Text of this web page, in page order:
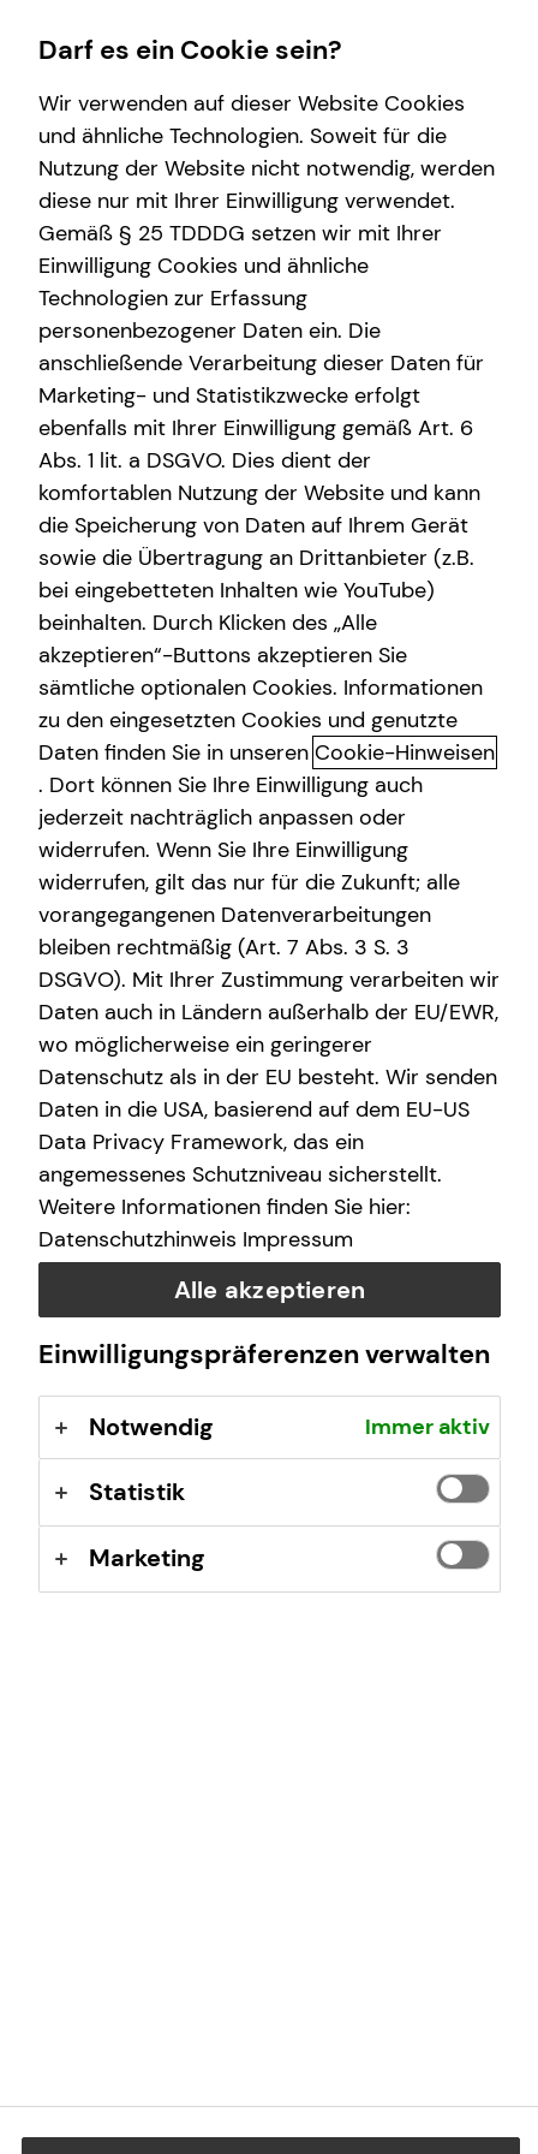
Wissenswertes
Über tecis
Private Krankenversicherung
Überblick
Krankenzusatzversicherung
Private Pflegezusatzversicherung
Gewerbliche Versicherungen
Überblick
Betriebshaftpflichtversicherung
Geschäftsinhaltsversicherung
Rechtsschutzversicherung
Cyberversicherung
D&O-Versicherung
Service
Kundenportal
Schadenabwicklung
Finanzberatung
Videoberatung
Spezialisten-Netzwerk
Betriebliche Altersvorsorge
Investment
Kapitalanlage Immobilien
Altersvorsorge
Arbeitskraftabsicherung
Kindervorsorge
Sach- und Vermögenssicherung
Immobilienfinanzierung
Expat
Thomas Wagenstetter
Thomas Wagenstetter
Senior Sales Manager
in Unterhaching und Umgebung
Das ist tecis
Wir sind tecis, die Finanzberatung deiner Generation –
und begleiten dich auf deinem Weg in eine finanziell
selbstbestimmte Zukunft.
Mehr erfahren
Thomas Wagenstetter
Darf es ein Cookie sein?
Wir verwenden auf dieser Website Cookies
und ähnliche Technologien. Soweit für die
Nutzung der Website nicht notwendig, werden
diese nur mit Ihrer Einwilligung verwendet.
Gemäß § 25 TDDDG setzen wir mit Ihrer
Einwilligung Cookies und ähnliche
Technologien zur Erfassung
personenbezogener Daten ein. Die
anschließende Verarbeitung dieser Daten für
Marketing- und Statistikzwecke erfolgt
ebenfalls mit Ihrer Einwilligung gemäß Art. 6
Abs. 1 lit. a DSGVO. Dies dient der
komfortablen Nutzung der Website und kann
die Speicherung von Daten auf Ihrem Gerät
sowie die Übertragung an Drittanbieter (z.B.
bei eingebetteten Inhalten wie YouTube)
beinhalten. Durch Klicken des „Alle
akzeptieren“-Buttons akzeptieren Sie
sämtliche optionalen Cookies. Informationen
zu den eingesetzten Cookies und genutzte
Daten finden Sie in unseren Cookie-Hinweisen
. Dort können Sie Ihre Einwilligung auch
jederzeit nachträglich anpassen oder
widerrufen. Wenn Sie Ihre Einwilligung
widerrufen, gilt das nur für die Zukunft; alle
vorangegangenen Datenverarbeitungen
bleiben rechtmäßig (Art. 7 Abs. 3 S. 3
DSGVO). Mit Ihrer Zustimmung verarbeiten wir
Daten auch in Ländern außerhalb der EU/EWR,
wo möglicherweise ein geringerer
Datenschutz als in der EU besteht. Wir senden
Daten in die USA, basierend auf dem EU-US
Data Privacy Framework, das ein
angemessenes Schutzniveau sicherstellt.
Weitere Informationen finden Sie hier:
Datenschutzhinweis Impressum
Alle akzeptieren
Einwilligungspräferenzen verwalten
Notwendig Immer aktiv
Statistik
Marketing